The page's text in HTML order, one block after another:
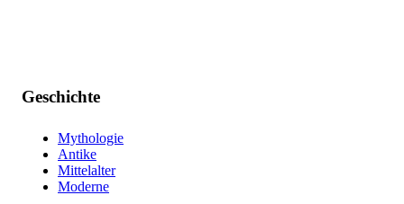
Geschichte
Mythologie
Antike
Mittelalter
Moderne